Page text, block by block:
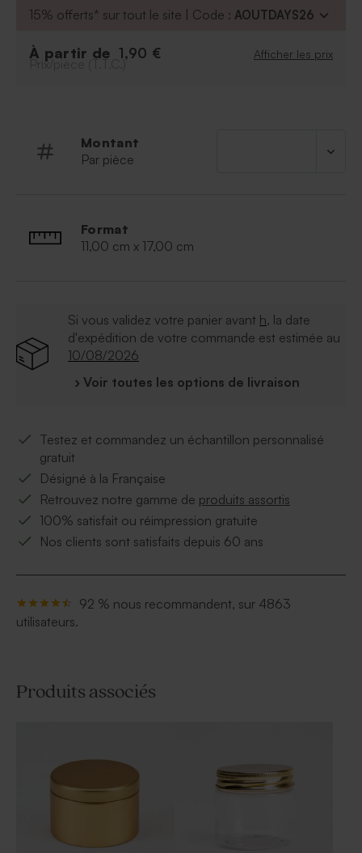
des enfants, date de la naissance, texte du faire-
Possibilité d'ajouter le symbole de votre choix
grâce à notre outil de personnalisation
Finition naturel.
Format :11*17cm
15% offerts* sur tout le site | Code : AOUTDAYS26
À partir de 1,90 € Afficher les prix
Prix/pièce (T.T.C.)
Montant
Par pièce
Format
11,00 cm x 17,00 cm
Si vous validez votre panier avant h, la date
d'expédition de votre commande est estimée au
10/08/2026
› Voir toutes les options de livraison
Testez et commandez un échantillon personnalisé
gratuit
Désigné à la Française
Retrouvez notre gamme de produits assortis
100% satisfait ou réimpression gratuite
Nos clients sont satisfaits depuis 60 ans
92 % nous recommandent, sur 4863
utilisateurs.
Produits associés